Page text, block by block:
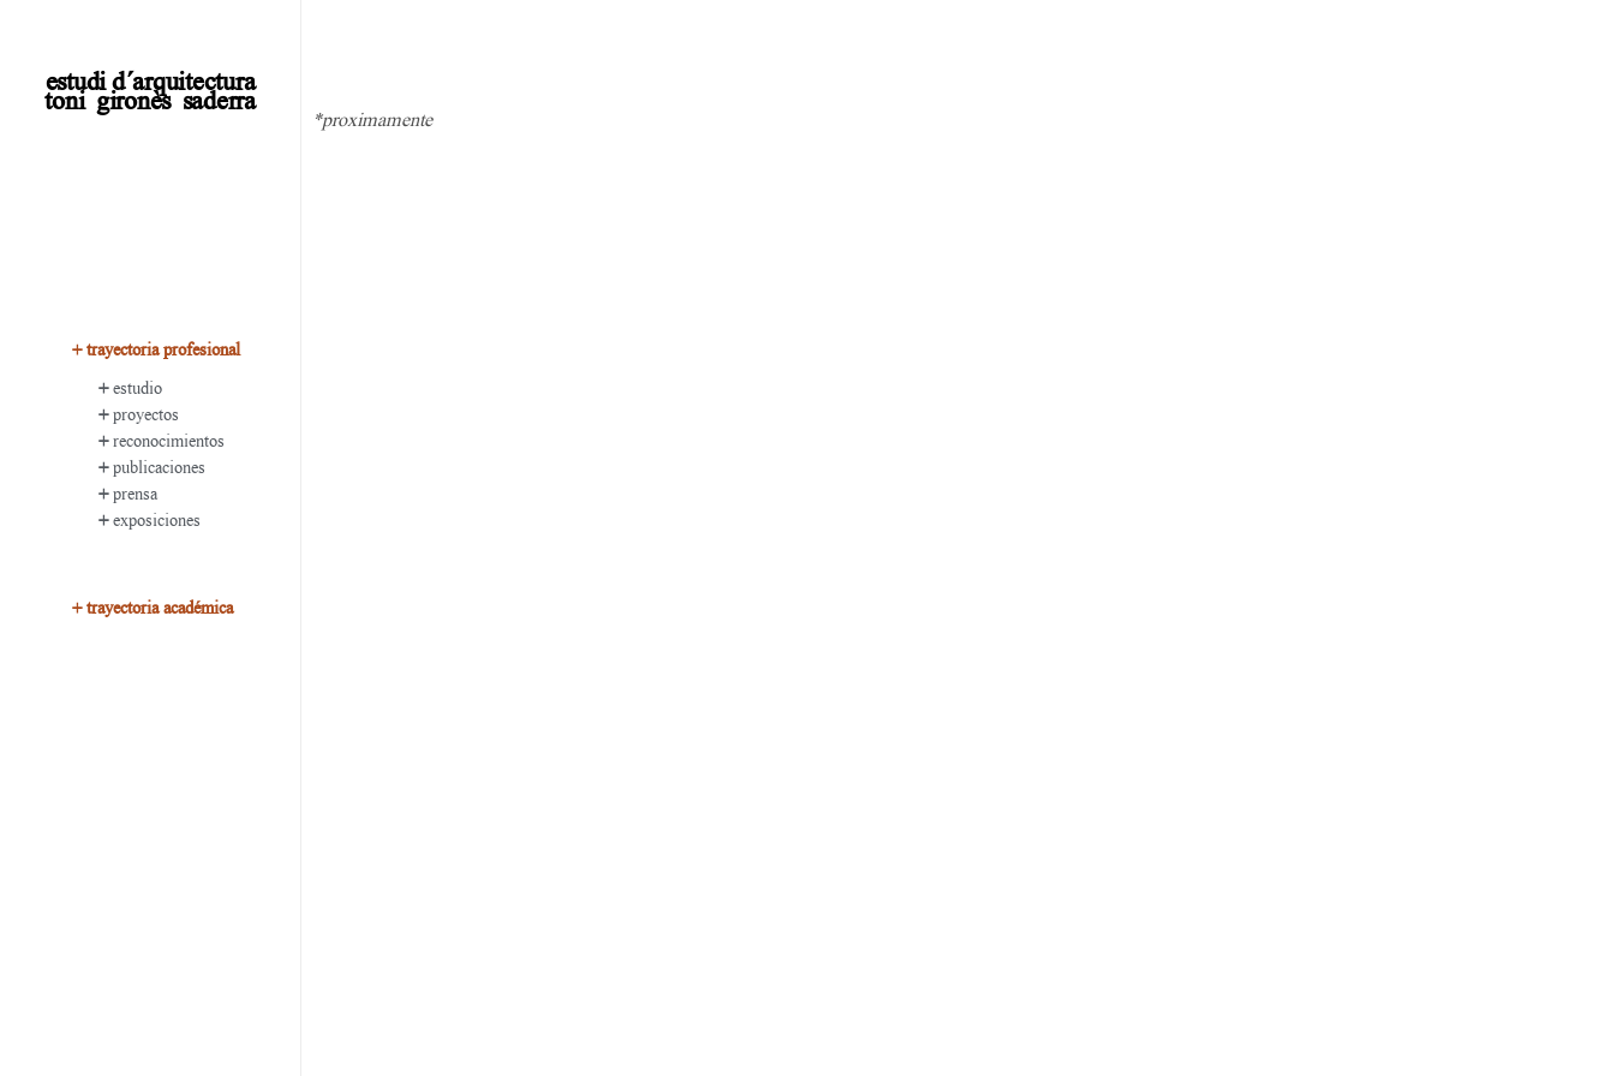
estudi d´arquitectura
toni gironès saderra
+trayectoria profesional
+estudio
+proyectos
+reconocimientos
+publicaciones
+prensa
+exposiciones
+trayectoria académica
*proximamente